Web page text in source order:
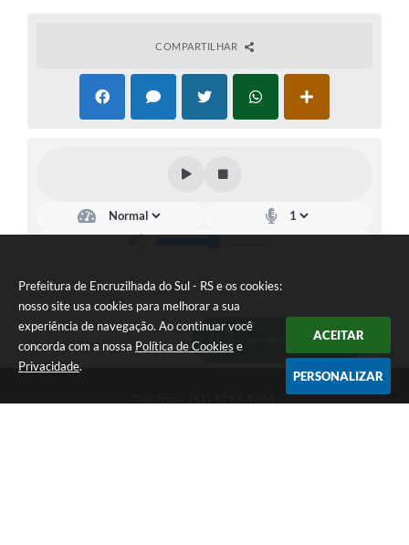
Prefeitura de Encruzilhada do Sul - RS e os cookies:
nosso site usa cookies para melhorar a sua
experiência de navegação. Ao continuar você
concorda com a nossa Política de Cookies e
Privacidade.
ACEITAR
PERSONALIZAR
COMPARTILHAR
Ouvidoria Municipal